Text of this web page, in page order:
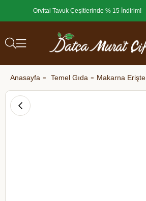
Orvital Tavuk Çeşitlerinde % 15 İndirim!
Anasayfa Temel Gıda Makarna Erişte